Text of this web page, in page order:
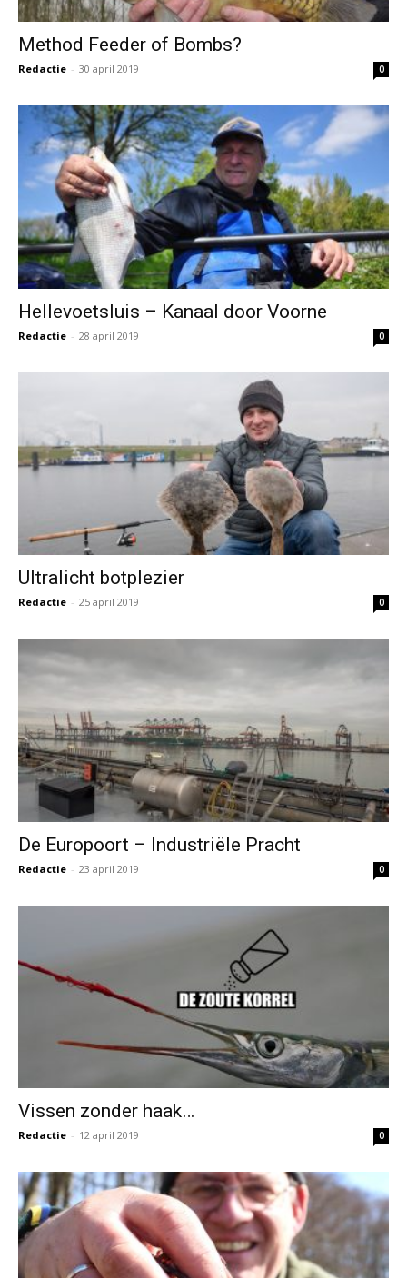
Redactie - 28 april 2019 0
Redactie - 25 april 2019 0
Redactie - 23 april 2019 0
Redactie - 12 april 2019 0
Redactie - 11 april 2019 0